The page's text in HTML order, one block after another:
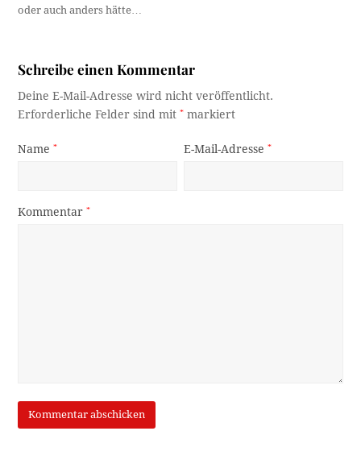
oder auch anders hätte…
Schreibe einen Kommentar
Deine E-Mail-Adresse wird nicht veröffentlicht.
Erforderliche Felder sind mit* markiert
Name* E-Mail-Adresse*
Kommentar*